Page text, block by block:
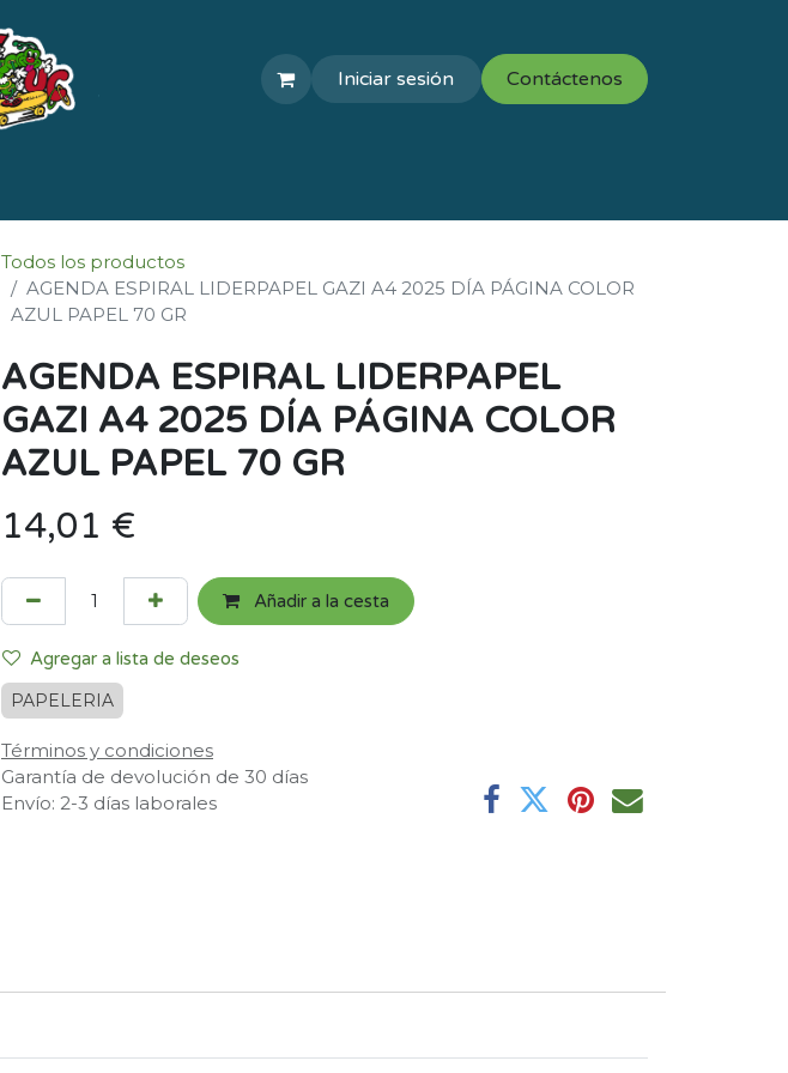
Iniciar sesión Contáctenos
Todos los productos
AGENDA ESPIRAL LIDERPAPEL GAZI A4 2025 DÍA PÁGINA COLOR
AZUL PAPEL 70 GR
AGENDA ESPIRAL LIDERPAPEL
GAZI A4 2025 DÍA PÁGINA COLOR
AZUL PAPEL 70 GR
14,01 €
Añadir a la cesta
Agregar a lista de deseos
PAPELERIA
Términos y condiciones
Garantía de devolución de 30 días
Envío: 2-3 días laborales